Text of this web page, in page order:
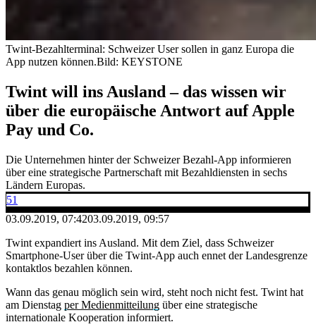
Twint-Bezahlterminal: Schweizer User sollen in ganz Europa die
App nutzen können.Bild: KEYSTONE
Twint will ins Ausland – das wissen wir
über die europäische Antwort auf Apple
Pay und Co.
Die Unternehmen hinter der Schweizer Bezahl-App informieren
über eine strategische Partnerschaft mit Bezahldiensten in sechs
Ländern Europas.
51
03.09.2019, 07:4203.09.2019, 09:57
Twint expandiert ins Ausland. Mit dem Ziel, dass Schweizer
Smartphone-User über die Twint-App auch ennet der Landesgrenze
kontaktlos bezahlen können.
Wann das genau möglich sein wird, steht noch nicht fest. Twint hat
am Dienstag per Medienmitteilung über eine strategische
internationale Kooperation informiert.